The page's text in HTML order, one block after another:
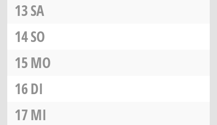
13SA
14SO
15MO
16DI
17MI